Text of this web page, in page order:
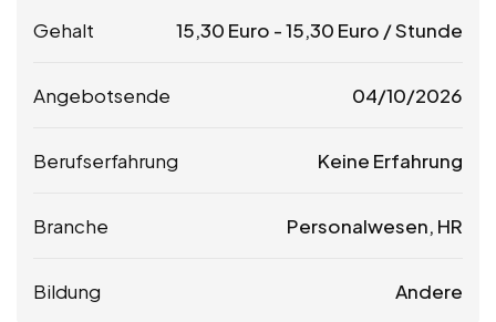
Gehalt 15,30 Euro -15,30 Euro / Stunde
Angebotsende 04/10/2026
Berufserfahrung Keine Erfahrung
Branche Personalwesen, HR
Bildung Andere